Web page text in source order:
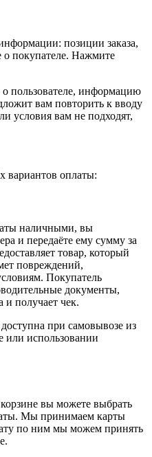
позиции заказа,
покупателе. Нажмите
пользователе, информацию
вам повторить к вводу
условия вам не подходят,
вариантов оплаты:
наличными, вы
и передаёте ему сумму за
товар, который
повреждений,
Покупатель
документы,
и получает чек.
при самовывозе из
или использовании
вы можете выбрать
Мы принимаем карты
по ним мы можем принять